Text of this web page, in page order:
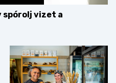
spórolj vizet a